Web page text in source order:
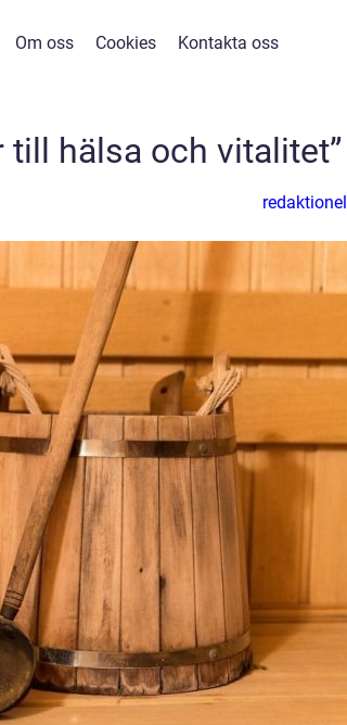
Om oss Cookies Kontakta oss
till hälsa och vitalitet”
redaktionel